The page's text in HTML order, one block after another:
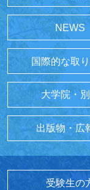
NEWS
国際的な取
大学院・
出版物・広
受験生の